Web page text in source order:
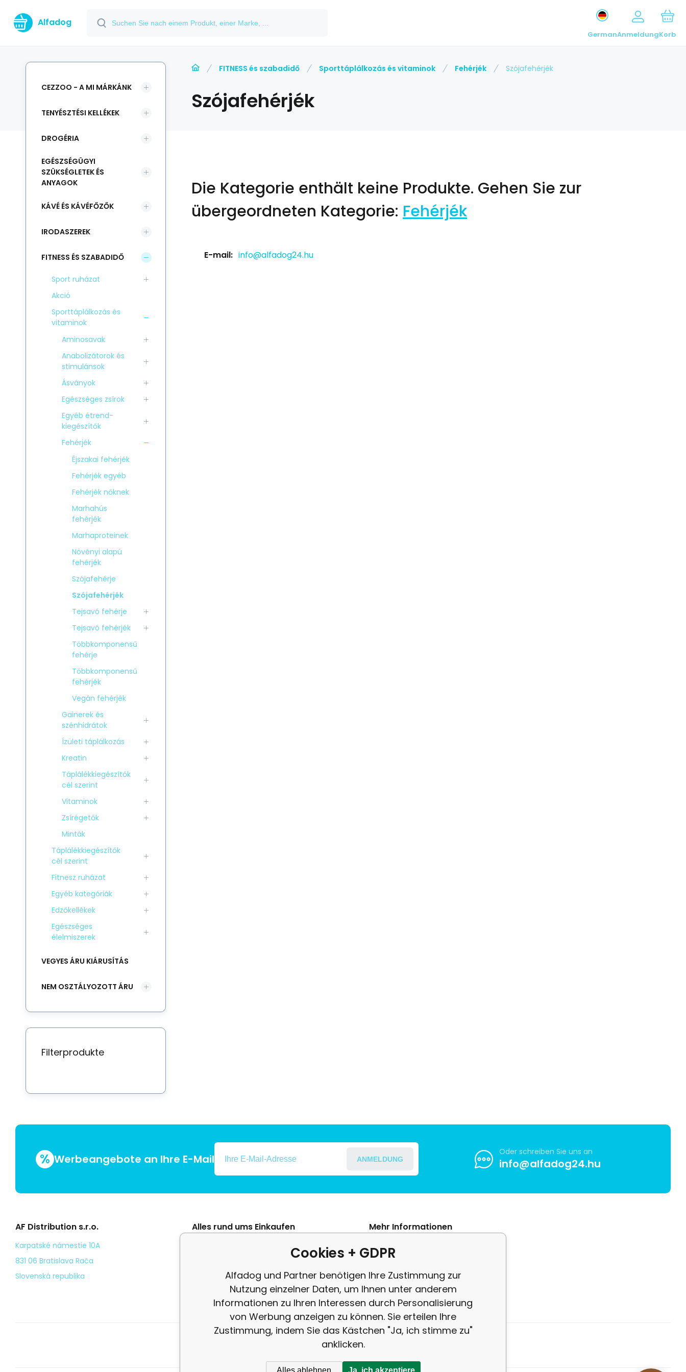
Alfadog
GermanAnmeldungKorb
FITNESS és szabadidő Sporttáplálkozás és vitaminok Fehérjék Szójafehérjék
Szójafehérjék
Die Kategorie enthält keine Produkte. Gehen Sie zur
übergeordneten Kategorie: Fehérjék
E-mail: info@alfadog24.hu
CEZZOO - A MI MÁRKÁNK
TENYÉSZTÉSI KELLÉKEK
DROGÉRIA
EGÉSZSÉGÜGYI
SZÜKSÉGLETEK ÉS
ANYAGOK
KÁVÉ ÉS KÁVÉFŐZŐK
IRODASZEREK
FITNESS ÉS SZABADIDŐ
Sport ruházat
Akció
Sporttáplálkozás és
vitaminok
Aminosavak
Anabolizátorok és
stimulánsok
Ásványok
Egészséges zsírok
Egyéb étrend-
kiegészítők
Fehérjék
Éjszakai fehérjék
Fehérjék egyéb
Fehérjék nőknek
Marhahús
fehérjék
Marhaproteinek
Növényi alapú
fehérjék
Szójafehérje
Szójafehérjék
Tejsavó fehérje
Tejsavó fehérjék
Többkomponensű
fehérje
Többkomponensű
fehérjék
Vegán fehérjék
Gainerek és
szénhidrátok
Ízületi táplálkozás
Kreatin
Táplálékkiegészítők
cél szerint
Vitaminok
Zsírégetők
Minták
Táplálékkiegészítők
cél szerint
Fitnesz ruházat
Egyéb kategóriák
Edzőkellékek
Egészséges
élelmiszerek
VEGYES ÁRU KIÁRUSÍTÁS
NEM OSZTÁLYOZOTT ÁRU
Filterprodukte
% Werbeangebote an Ihre E-Mail ANMELDUNG
Oder schreiben Sie uns an
info@alfadog24.hu
AF Distribution s.r.o.
Karpatské námestie 10A
831 06 Bratislava Rača
Slovenská republika
Alles rund ums Einkaufen
Személyes adatok védelme
Kézbesítés
Mehr Informationen
Beschwerde
Rezension
Cookies + GDPR
Alfadog und Partner benötigen Ihre Zustimmung zur
Nutzung einzelner Daten, um Ihnen unter anderem
Informationen zu Ihren Interessen durch Personalisierung
von Werbung anzeigen zu können. Sie erteilen Ihre
Zustimmung, indem Sie das Kästchen "Ja, ich stimme zu"
anklicken.
Alles ablehnen Ja, ich akzeptiere